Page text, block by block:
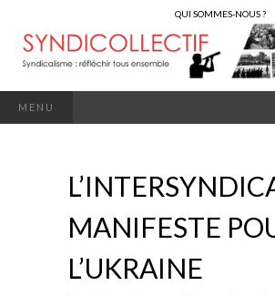
QUI SOMMES-NOUS ?
MENU
MANIFESTE
L’UKRAINE